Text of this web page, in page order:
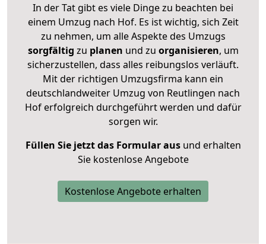
In der Tat gibt es viele Dinge zu beachten bei
einem Umzug nach Hof. Es ist wichtig, sich Zeit
zu nehmen, um alle Aspekte des Umzugs
sorgfältig zu planen und zu organisieren, um
sicherzustellen, dass alles reibungslos verläuft.
Mit der richtigen Umzugsfirma kann ein
deutschlandweiter Umzug von Reutlingen nach
Hof erfolgreich durchgeführt werden und dafür
sorgen wir.
Füllen Sie jetzt das Formular ausund erhalten
Sie kostenlose Angebote
Kostenlose Angebote erhalten